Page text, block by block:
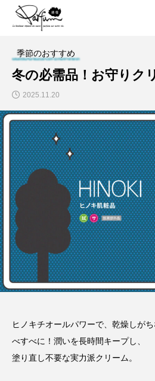
季節のおすすめ
冬の必需品！お守りク
2025.11.20
ヒノキチオールパワーで、乾燥しが
べすべに！潤いを長時間キープし、
塗り直し不要な実力派クリーム。